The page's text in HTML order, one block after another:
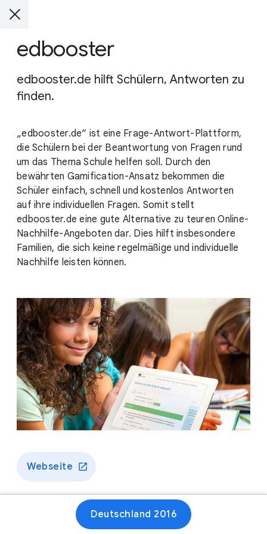
edbooster
edbooster.de hilft Schülern, Antworten zu
finden.
„edbooster.de“ ist eine Frage-Antwort-Plattform,
die Schülern bei der Beantwortung von Fragen rund
um das Thema Schule helfen soll. Durch den
bewährten Gamification-Ansatz bekommen die
Schüler einfach, schnell und kostenlos Antworten
auf ihre individuellen Fragen. Somit stellt
edbooster.de eine gute Alternative zu teuren Online-
Nachhilfe-Angeboten dar. Dies hilft insbesondere
Familien, die sich keine regelmäßige und individuelle
Nachhilfe leisten können.
Webseite
Deutschland 2016